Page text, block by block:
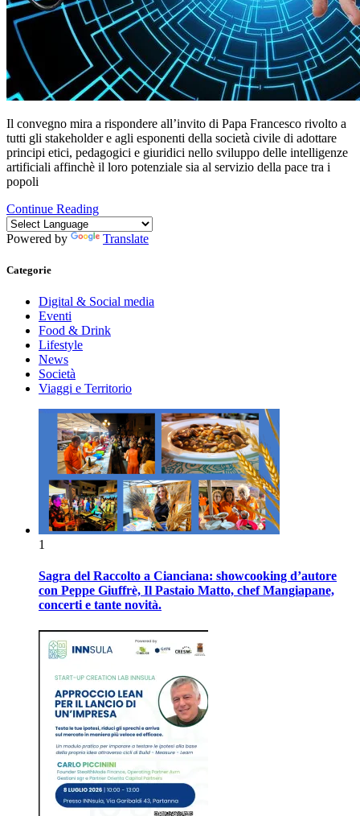
Il convegno mira a rispondere all’invito di Papa Francesco rivolto a
tutti gli stakeholder e agli esponenti della società civile di adottare
principi etici, pedagogici e giuridici nello sviluppo delle intelligenze
artificiali affinchè il loro potenziale sia al servizio della pace tra i
popoli
Continue Reading
Powered by Translate
Categorie
Digital & Social media
Eventi
Food & Drink
Lifestyle
News
Società
Viaggi e Territorio
1
Sagra del Raccolto a Cianciana: showcooking d’autore
con Peppe Giuffrè, Il Pastaio Matto, chef Mangiapane,
concerti e tante novità.